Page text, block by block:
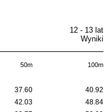
12 - 13 lat
Wyniki
50m 100m
37.60
40.92
42.03
48.84